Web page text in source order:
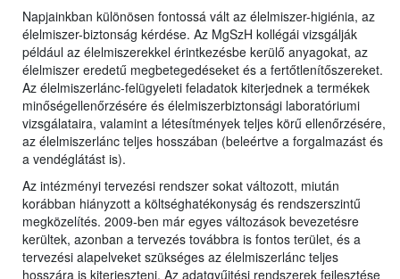
Napjainkban különösen fontossá vált az élelmiszer-higiénia, az
élelmiszer-biztonság kérdése. Az MgSzH kollégái vizsgálják
például az élelmiszerekkel érintkezésbe kerülő anyagokat, az
élelmiszer eredetű megbetegedéseket és a fertőtlenítőszereket.
Az élelmiszerlánc-felügyeleti feladatok kiterjednek a termékek
minőségellenőrzésére és élelmiszerbiztonsági laboratóriumi
vizsgálataira, valamint a létesítmények teljes körű ellenőrzésére,
az élelmiszerlánc teljes hosszában (beleértve a forgalmazást és
a vendéglátást is).
Az intézményi tervezési rendszer sokat változott, miután
korábban hiányzott a költséghatékonyság és rendszerszintű
megközelítés. 2009-ben már egyes változások bevezetésre
kerültek, azonban a tervezés továbbra is fontos terület, és a
tervezési alapelveket szükséges az élelmiszerlánc teljes
hosszára is kiterjeszteni. Az adatgyűjtési rendszerek fejlesztése